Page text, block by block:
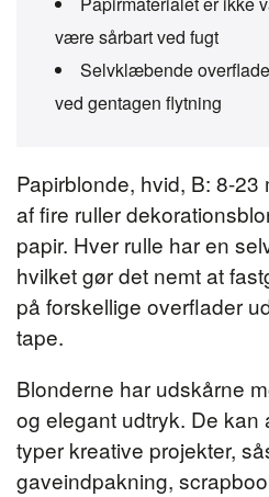
Papirblonde, hvid, B: 8-
af fire ruller
papir. Hver rulle har en
hvilket gør det nemt at
på forskellige overflader
tape.
Blonderne har udskårne
og elegant udtryk. De kan
typer kreative projekter,
gaveindpakning,
være sårbart ved fugt
Selvklæbende
ved gentagen flytning